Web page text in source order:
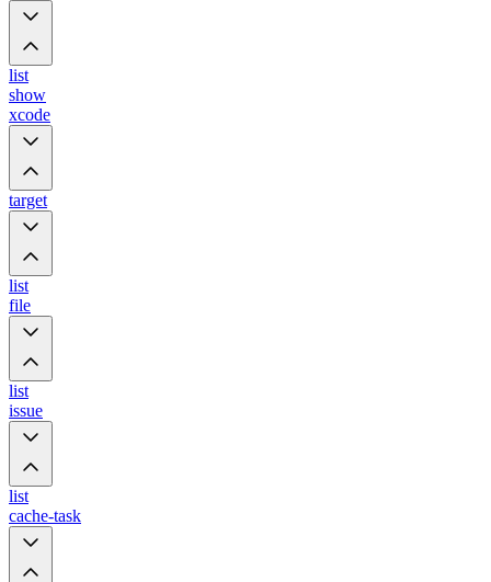
list
show
xcode
target
list
file
list
issue
list
cache-task